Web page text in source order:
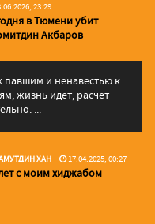
23:29
в Тюмени убит
Акбаров
павшим и ненавестью к
жизнь идет, расчет
...
ХАН 17.04.2025, 00:27
с моим хиджабом